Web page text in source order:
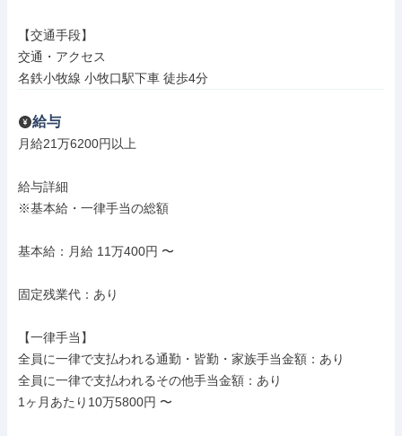
【交通手段】
交通・アクセス
名鉄小牧線 小牧口駅下車 徒歩4分
給与
月給21万6200円以上
給与詳細
※基本給・一律手当の総額
基本給：月給 11万400円 〜
固定残業代：あり
【一律手当】
全員に一律で支払われる通勤・皆勤・家族手当金額：あり
全員に一律で支払われるその他手当金額：あり
1ヶ月あたり10万5800円 〜